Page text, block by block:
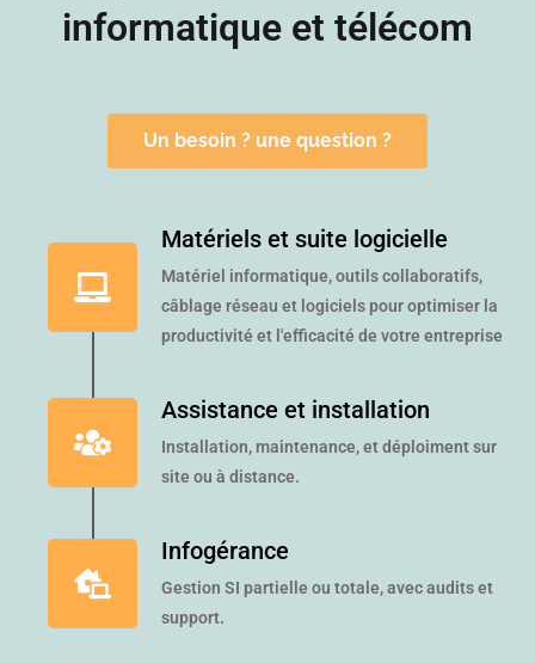
informatique et télécom
Un besoin ? une question ?
Matériels et suite logicielle
Matériel informatique, outils collaboratifs,
câblage réseau et logiciels pour optimiser la
productivité et l'efficacité de votre entreprise
Assistance et installation
Installation, maintenance, et déploiment sur
site ou à distance.
Infogérance
Gestion SI partielle ou totale, avec audits et
support.